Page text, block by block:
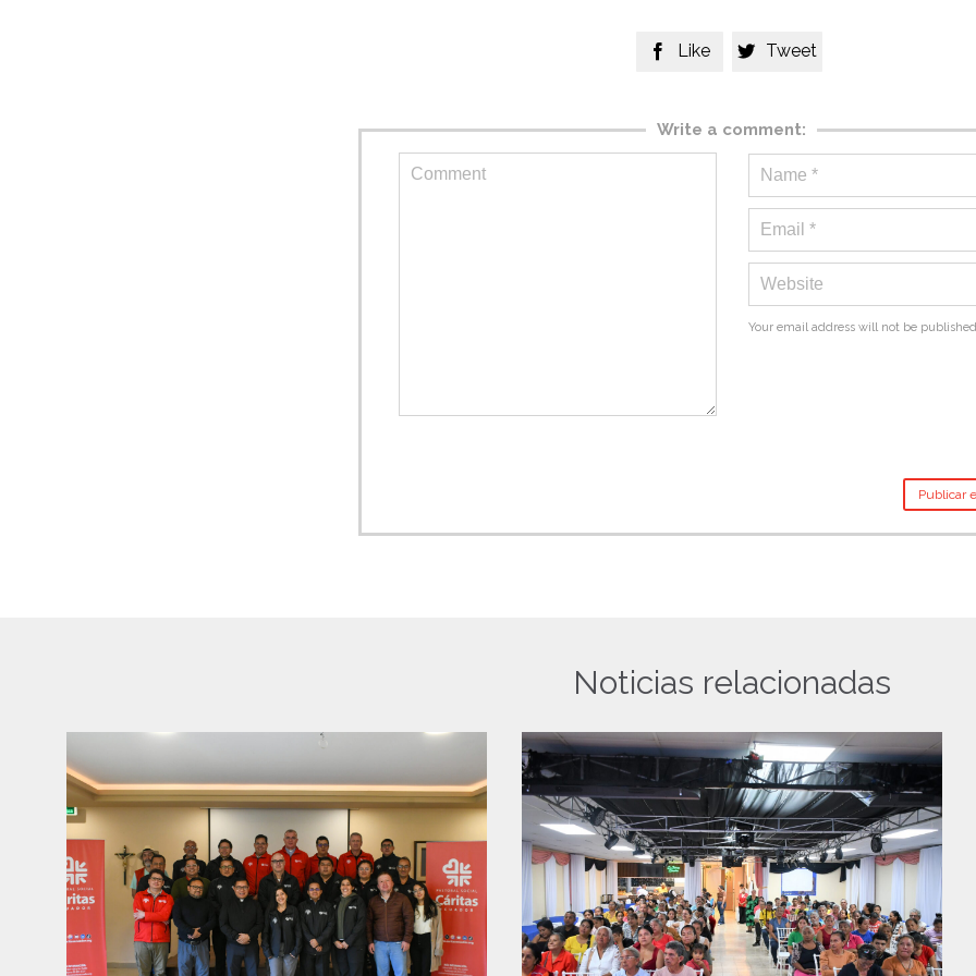
 Like  Tweet
Write a comment:
Your email address will not be
Noticias relacionadas